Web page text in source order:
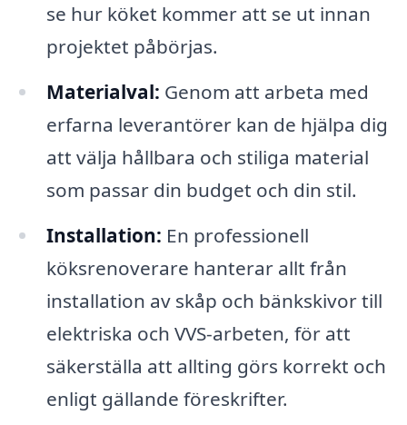
se hur köket kommer att se ut innan
projektet påbörjas.
Materialval: Genom att arbeta med
erfarna leverantörer kan de hjälpa dig
att välja hållbara och stiliga material
som passar din budget och din stil.
Installation: En professionell
köksrenoverare hanterar allt från
installation av skåp och bänkskivor till
elektriska och VVS-arbeten, för att
säkerställa att allting görs korrekt och
enligt gällande föreskrifter.